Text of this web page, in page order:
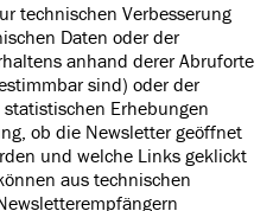
technischen Verbesserung
Daten oder der
anhand derer Abruforte
sind) oder der
Erhebungen
ob die Newsletter geöffnet
und welche Links geklickt
aus technischen